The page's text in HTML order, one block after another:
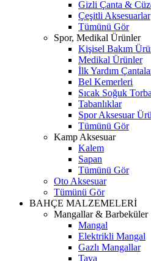
Gizli Çanta &
Çeşitli Aksesuarlar
Tümünü Gör
Spor, Medikal Ürünler
Kişisel Bakım
Medikal Ürünler
İlk Yardım
Bel Kemerleri
Sıcak Soğuk
Tabanlıklar
Spor Aksesuar
Tümünü Gör
Kamp Aksesuar
Kalem
Sapan
Tümünü Gör
Oto Aksesuar
Tümünü Gör
BAHÇE MALZEMELERİ
Mangallar & Barbeküler
Mangal
Elektrikli Mangal
Gazlı Mangallar
Tava